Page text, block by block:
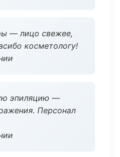
— лицо свежее,
косметологу!
эпиляцию —
Персонал